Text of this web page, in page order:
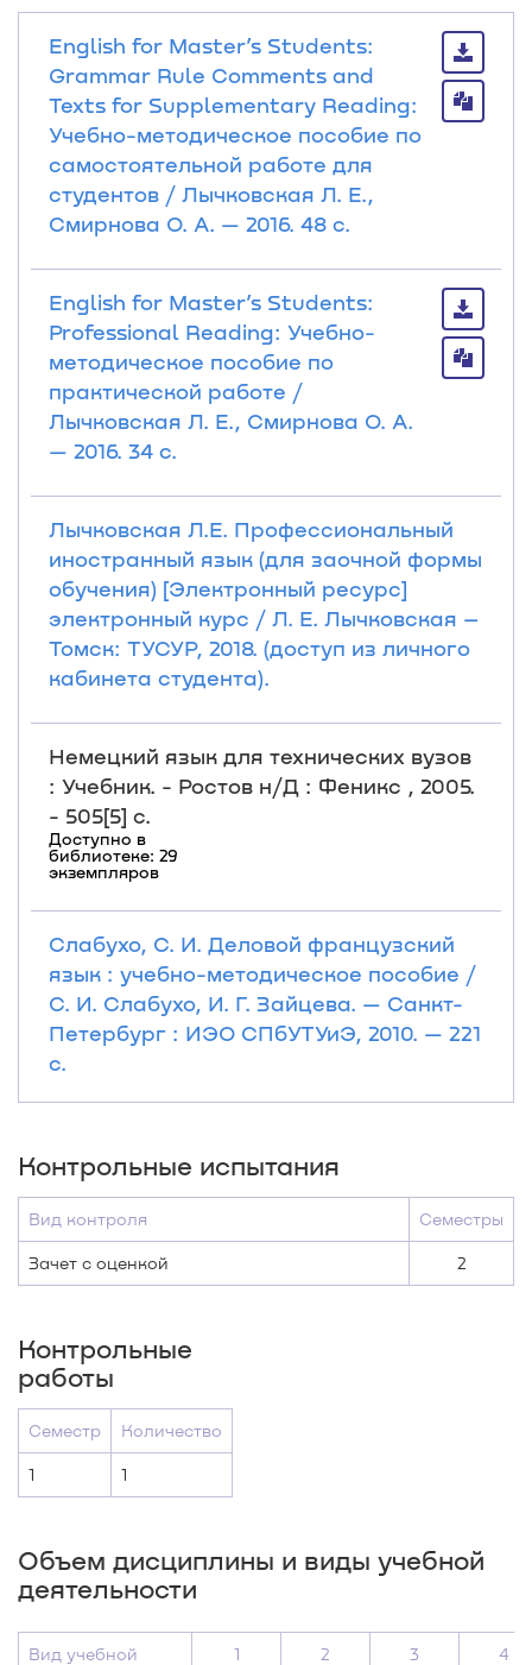
English for Master’s Students:
Grammar Rule Comments and
Texts for Supplementary Reading:
Учебно-методическое пособие по
самостоятельной работе для
студентов / Лычковская Л. Е.,
Смирнова О. А. — 2016. 48 с.
English for Master’s Students:
Professional Reading: Учебно-
методическое пособие по
практической работе /
Лычковская Л. Е., Смирнова О. А.
— 2016. 34 с.
Лычковская Л.Е. Профессиональный
иностранный язык (для заочной формы
обучения) [Электронный ресурс]
электронный курс / Л. Е. Лычковская –
Томск: ТУСУР, 2018. (доступ из личного
кабинета студента).
Немецкий язык для технических вузов
: Учебник. - Ростов н/Д : Феникс , 2005.
- 505[5] с.
Доступно в
библиотеке: 29
экземпляров
Слабухо, С. И. Деловой французский
язык : учебно-методическое пособие /
С. И. Слабухо, И. Г. Зайцева. — Санкт-
Петербург : ИЭО СПбУТУиЭ, 2010. — 221
с.
Контрольные испытания
Вид контроля Семестры
Зачет с оценкой 2
Контрольные
работы
Семестр Количество
1 1
Объем дисциплины и виды учебной
деятельности
Вид учебной
1
2
3
4